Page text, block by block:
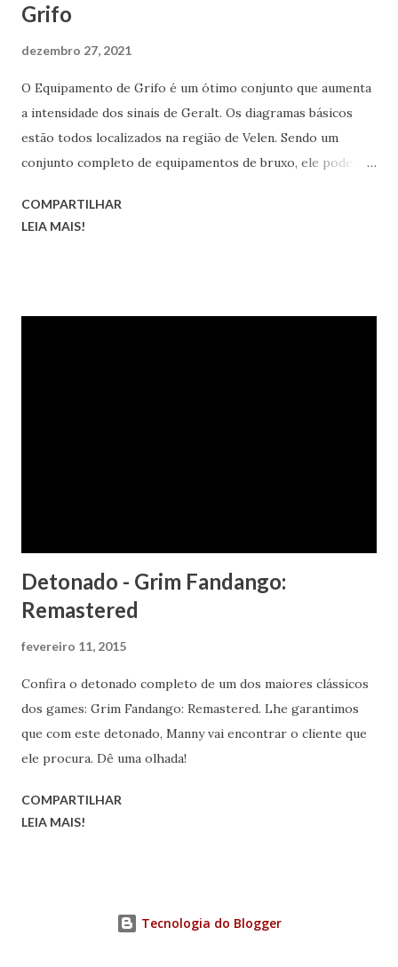
Grifo
dezembro 27, 2021
O Equipamento de Grifo é um ótimo conjunto que aumenta
a intensidade dos sinais de Geralt. Os diagramas básicos
estão todos localizados na região de Velen. Sendo um
conjunto completo de equipamentos de bruxo, ele pode ser
e grão-mestre.
COMPARTILHAR
LEIA MAIS!
Detonado - Grim Fandango:
Remastered
fevereiro 11, 2015
Confira o detonado completo de um dos maiores clássicos
dos games: Grim Fandango: Remastered. Lhe garantimos
que com este detonado, Manny vai encontrar o cliente que
ele procura. Dê uma olhada!
COMPARTILHAR
LEIA MAIS!
Tecnologia do Blogger